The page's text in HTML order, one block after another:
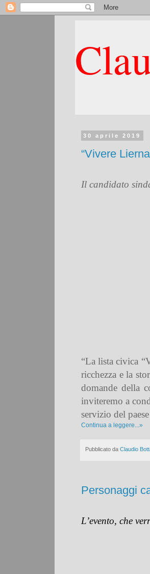
30 aprile 2019
“Vivere
Il candidato
“La lista civica
ricchezza e la
domande della
inviteremo a
servizio del
Continua a leggere...»
Pubblicato da Claudio
Personaggi
L’evento, che